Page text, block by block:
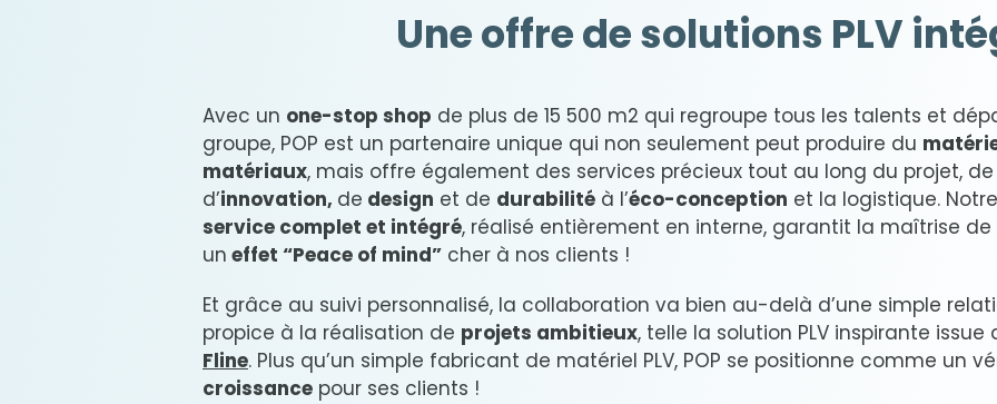
Une offre de solutions PLV
Avec un one-stop shop de plus de 15 500 m2 qui regroupe tous les talents et
groupe, POP est un partenaire unique qui non seulement peut produire du
matériaux, mais offre également des services précieux tout au long du projet,
d’innovation, de design et de durabilité à l’éco-conception et la logistique.
service complet et intégré, réalisé entièrement en interne, garantit la maîtrise
un effet “Peace of mind” cher à nos clients !
Et grâce au suivi personnalisé, la collaboration va bien au-delà d’une simple
propice à la réalisation de projets ambitieux, telle la solution PLV inspirante
Fline. Plus qu’un simple fabricant de matériel PLV, POP se positionne comme un
croissance pour ses clients !